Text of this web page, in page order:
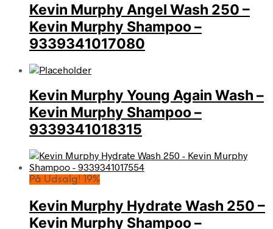
Kevin Murphy Angel Wash 250 –
Kevin Murphy Shampoo –
9339341017080
Kevin Murphy Young Again Wash –
Kevin Murphy Shampoo –
9339341018315
På Udsalg! 19%
Kevin Murphy Hydrate Wash 250 –
Kevin Murphy Shampoo –